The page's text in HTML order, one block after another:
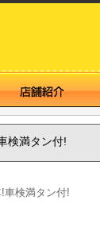
検満タン付!
車検満タン付!